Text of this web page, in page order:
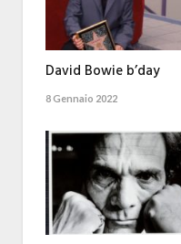
David Bowie b’day
8 Gennaio 2022